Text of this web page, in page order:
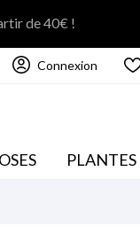
de 40€ !
Connexion
PLANTES